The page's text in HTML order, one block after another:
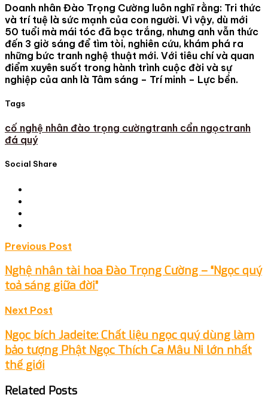
Doanh nhân Đào Trọng Cường luôn nghĩ rằng: Tri thức
và trí tuệ là sức mạnh của con người. Vì vậy, dù mới
50 tuổi mà mái tóc đã bạc trắng, nhưng anh vẫn thức
đến 3 giờ sáng để tìm tòi, nghiên cứu, khám phá ra
những bức tranh nghệ thuật mới. Với tiêu chí và quan
điểm xuyên suốt trong hành trình cuộc đời và sự
nghiệp của anh là Tâm sáng – Trí minh – Lực bền.
Tags
cố nghệ nhân đào trọng cườngtranh cẩn ngọctranh
đá quý
Social Share
Post
navigation
Previous Post
Nghệ nhân tài hoa Đào Trọng Cường – “Ngọc quý
toả sáng giữa đời”
Next Post
Ngọc bích Jadeite: Chất liệu ngọc quý dùng làm
bảo tượng Phật Ngọc Thích Ca Mâu Ni lớn nhất
thế giới
Related Posts